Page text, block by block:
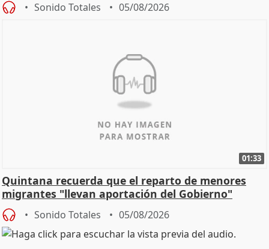
Sonido Totales 05/08/2026
01:33
Quintana recuerda que el reparto de menores
migrantes "llevan aportación del Gobierno"
central
Sonido Totales 05/08/2026